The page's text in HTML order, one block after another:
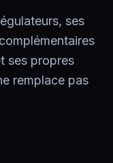
ses
ses propres
remplace pas